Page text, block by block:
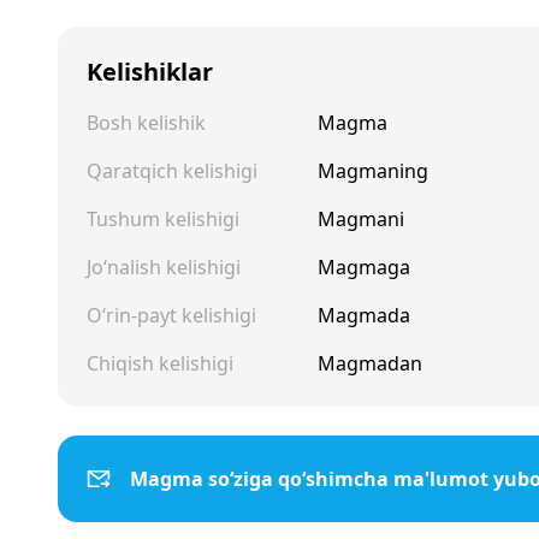
Kelishiklar
Bosh kelishik
Magma
Qaratqich kelishigi
Magmaning
Tushum kelishigi
Magmani
Jo‘nalish kelishigi
Magmaga
O‘rin-payt kelishigi
Magmada
Chiqish kelishigi
Magmadan
Magma so‘ziga qo‘shimcha ma'lumot